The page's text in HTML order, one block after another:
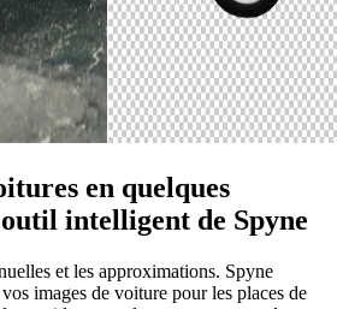
en quelques
intelligent de Spyne
et les approximations. Spyne
images de voiture pour les places de